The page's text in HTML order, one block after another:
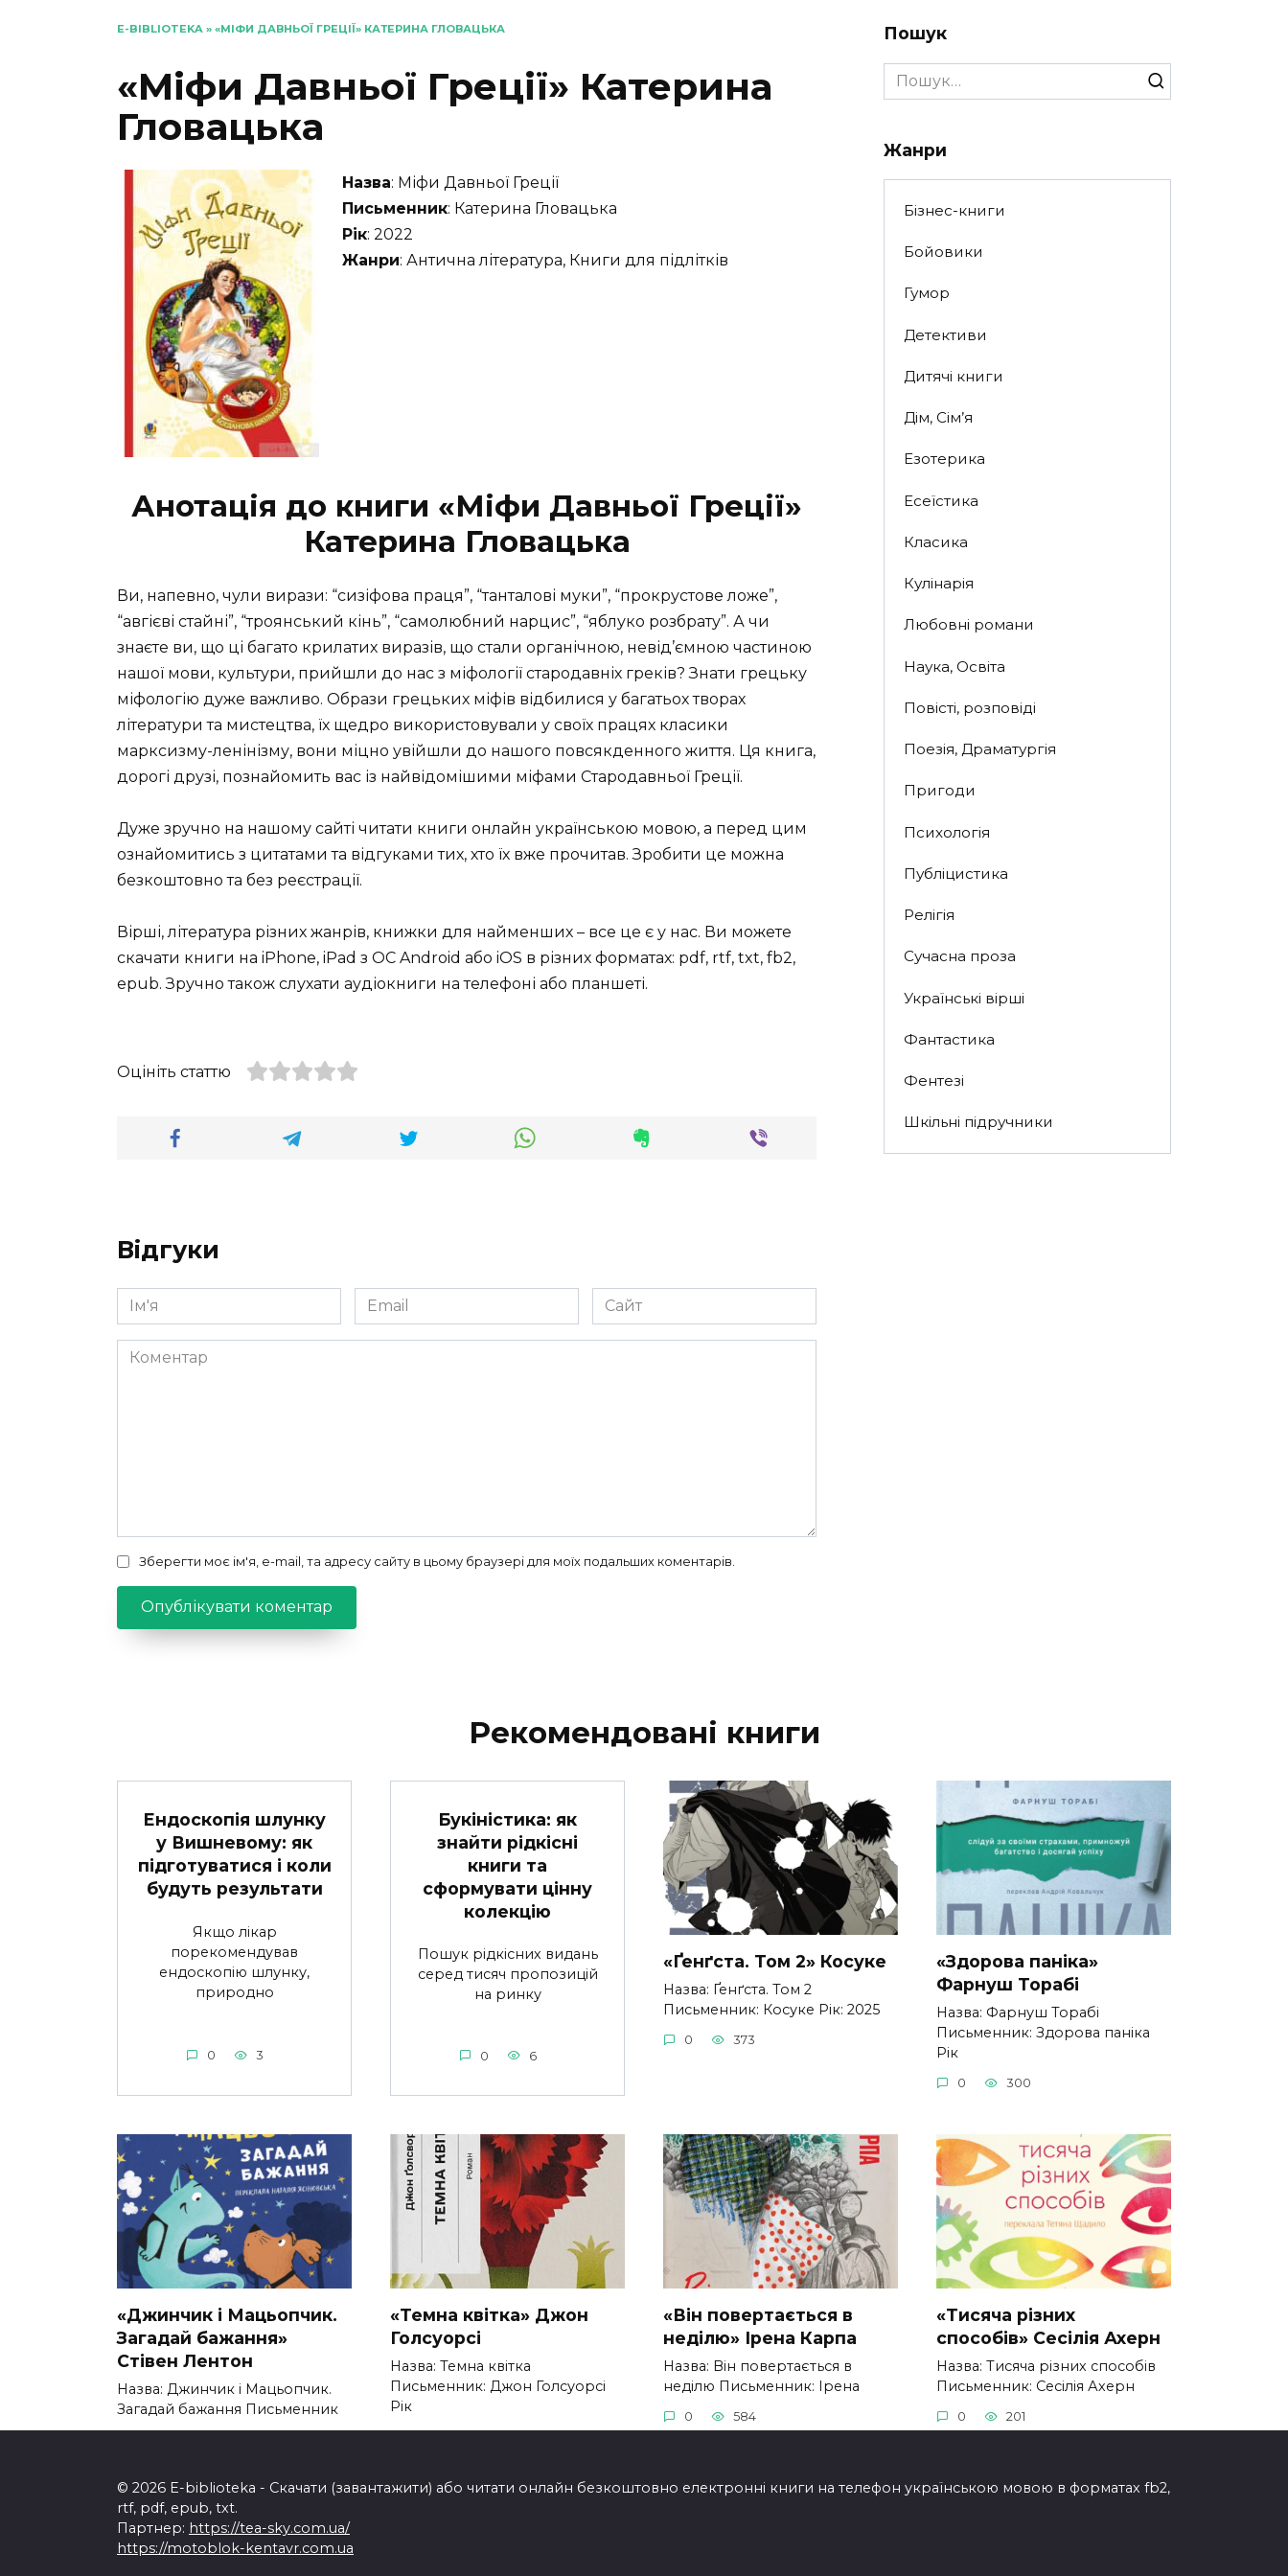
E-BIBLIOTEKA » «МІФИ ДАВНЬОЇ ГРЕЦІЇ» КАТЕРИНА ГЛОВАЦЬКА
«Міфи Давньої Греції» Катерина
Гловацька
Назва: Міфи Давньої Греції
Письменник: Катерина Гловацька
Рік: 2022
Жанри: Антична література, Книги для підлітків
Анотація до книги «Міфи Давньої Греції»
Катерина Гловацька
Ви, напевно, чули вирази: “сизіфова праця”, “танталові муки”, “прокрустове ложе”,
“авгієві стайні”, “троянський кінь”, “самолюбний нарцис”, “яблуко розбрату”. А чи
знаєте ви, що ці багато крилатих виразів, що стали органічною, невід’ємною частиною
нашої мови, культури, прийшли до нас з міфології стародавніх греків? Знати грецьку
міфологію дуже важливо. Образи грецьких міфів відбилися у багатьох творах
літератури та мистецтва, їх щедро використовували у своїх працях класики
марксизму-ленінізму, вони міцно увійшли до нашого повсякденного життя. Ця книга,
дорогі друзі, познайомить вас із найвідомішими міфами Стародавньої Греції.
Дуже зручно на нашому сайті читати книги онлайн українською мовою, а перед цим
ознайомитись з цитатами та відгуками тих, хто їх вже прочитав. Зробити це можна
безкоштовно та без реєстрації.
Вірші, література різних жанрів, книжки для найменших – все це є у нас. Ви можете
скачати книги на iPhone, iPad з ОС Android або iOS в різних форматах: pdf, rtf, txt, fb2,
epub. Зручно також слухати аудіокниги на телефоні або планшеті.
Оцініть статтю
Відгуки
Ім'я
*
Email
*
Сайт
Коментар
Зберегти моє ім'я, e-mail, та адресу сайту в цьому браузері для моїх подальших коментарів.
Пошук
Search
for:
Жанри
Бізнес-книги
Бойовики
Гумор
Детективи
Дитячі книги
Дім, Сім’я
Езотерика
Есеїстика
Класика
Кулінарія
Любовні романи
Наука, Освіта
Повісті, розповіді
Поезія, Драматургія
Пригоди
Психологія
Публіцистика
Релігія
Сучасна проза
Українські вірші
Фантастика
Фентезі
Шкільні підручники
Рекомендовані книги
Ендоскопія шлунку
у Вишневому: як
підготуватися і коли
будуть результати
Якщо лікар
порекомендував
ендоскопію шлунку,
природно
0 3
Букіністика: як
знайти рідкісні
книги та
сформувати цінну
колекцію
Пошук рідкісних видань
серед тисяч пропозицій
на ринку
0 6
«Ґенґста. Том 2» Косуке
Назва: Ґенґста. Том 2
Письменник: Косуке Рік: 2025
0 373
«Здорова паніка»
Фарнуш Торабі
Назва: Фарнуш Торабі
Письменник: Здорова паніка
Рік
0 300
«Джинчик і Мацьопчик.
Загадай бажання»
Стівен Лентон
Назва: Джинчик і Мацьопчик.
Загадай бажання Письменник
«Темна квітка» Джон
Голсуорсі
Назва: Темна квітка
Письменник: Джон Голсуорсі
Рік
«Він повертається в
неділю» Ірена Карпа
Назва: Він повертається в
неділю Письменник: Ірена
0 584
«Тисяча різних
способів» Сесілія Ахерн
Назва: Тисяча різних способів
Письменник: Сесілія Ахерн
0 201
© 2026 E-biblioteka - Скачати (завантажити) або читати онлайн безкоштовно електронні книги на телефон українською мовою в форматах fb2,
rtf, pdf, epub, txt.
Партнер: https://tea-sky.com.ua/
https://motoblok-kentavr.com.ua